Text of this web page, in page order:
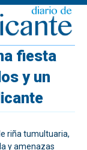
fiesta
y un
riña tumultuaria,
y amenazas